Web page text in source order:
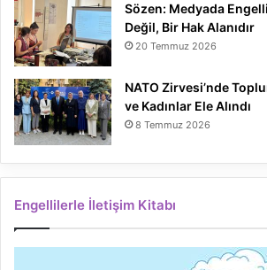
Sözen: Medyada
Değil, Bir Hak Alanıdır
20 Temmuz 2026
NATO Zirvesi’nde
ve Kadınlar Ele Alındı
8 Temmuz 2026
Engellilerle İletişim Kitabı